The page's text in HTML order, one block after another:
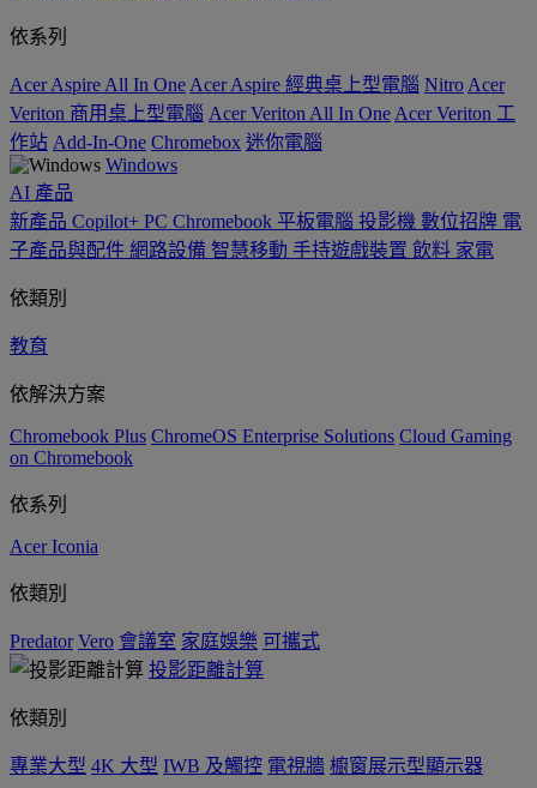
依系列
Acer Aspire All In One Acer Aspire 經典桌上型電腦 Nitro Acer
Veriton 商用桌上型電腦 Acer Veriton All In One Acer Veriton 工
作站 Add-In-One Chromebox 迷你電腦
Windows
AI 產品
新產品 Copilot+ PC Chromebook 平板電腦 投影機 數位招牌 電
子產品與配件 網路設備 智慧移動 手持遊戲裝置 飲料 家電
依類別
教育
依解決方案
Chromebook Plus ChromeOS Enterprise Solutions Cloud Gaming
on Chromebook
依系列
Acer Iconia
依類別
Predator Vero 會議室 家庭娛樂 可攜式
投影距離計算
依類別
專業大型 4K 大型 IWB 及觸控 電視牆 櫥窗展示型顯示器